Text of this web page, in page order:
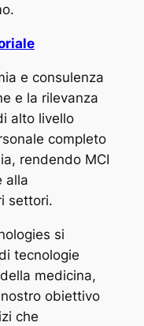
e consulenza
e la rilevanza
alto livello
completo
rendendo MCI
alla
settori.
si
tecnologie
medicina,
obiettivo
che